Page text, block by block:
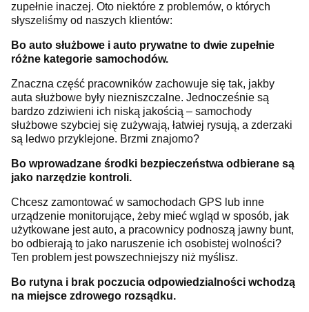
zupełnie inaczej. Oto niektóre z problemów, o których
słyszeliśmy od naszych klientów:
Bo auto służbowe i auto prywatne to dwie zupełnie
różne kategorie samochodów.
Znaczna część pracowników zachowuje się tak, jakby
auta służbowe były niezniszczalne. Jednocześnie są
bardzo zdziwieni ich niską jakością – samochody
służbowe szybciej się zużywają, łatwiej rysują, a zderzaki
są ledwo przyklejone. Brzmi znajomo?
Bo wprowadzane środki bezpieczeństwa odbierane są
jako narzędzie kontroli.
Chcesz zamontować w samochodach GPS lub inne
urządzenie monitorujące, żeby mieć wgląd w sposób, jak
użytkowane jest auto, a pracownicy podnoszą jawny bunt,
bo odbierają to jako naruszenie ich osobistej wolności?
Ten problem jest powszechniejszy niż myślisz.
Bo rutyna i brak poczucia odpowiedzialności wchodzą
na miejsce zdrowego rozsądku.